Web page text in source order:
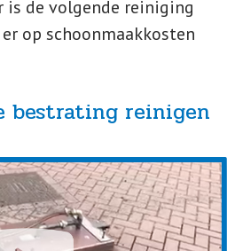
de volgende reiniging
op schoonmaakkosten
bestrating reinigen